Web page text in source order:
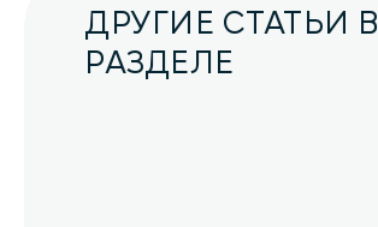
ДРУГИЕ СТАТЬИ В
РАЗДЕЛЕ